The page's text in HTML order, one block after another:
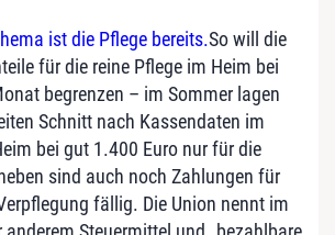
ist die Pflege bereits.So will die
für die reine Pflege im Heim bei
begrenzen – im Sommer lagen
Schnitt nach Kassendaten im
bei gut 1.400 Euro nur für die
sind auch noch Zahlungen für
fällig. Die Union nennt im